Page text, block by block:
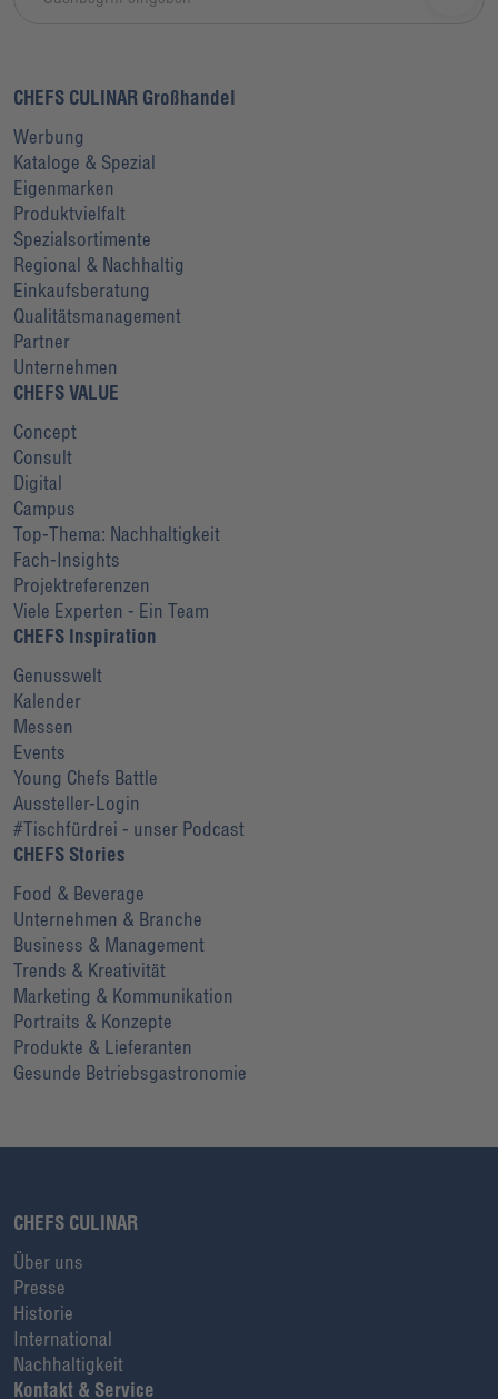
CHEFS CULINAR Großhandel
Werbung
Kataloge & Spezial
Eigenmarken
Produktvielfalt
Spezialsortimente
Regional & Nachhaltig
Einkaufsberatung
Qualitätsmanagement
Partner
Unternehmen
CHEFS VALUE
Concept
Consult
Digital
Campus
Top-Thema: Nachhaltigkeit
Fach-Insights
Projektreferenzen
Viele Experten - Ein Team
CHEFS Inspiration
Genusswelt
Kalender
Messen
Events
Young Chefs Battle
Aussteller-Login
#Tischfürdrei - unser Podcast
CHEFS Stories
Food & Beverage
Unternehmen & Branche
Business & Management
Trends & Kreativität
Marketing & Kommunikation
Portraits & Konzepte
Produkte & Lieferanten
Gesunde Betriebsgastronomie
CHEFS CULINAR
Über uns
Presse
Historie
International
Nachhaltigkeit
Kontakt & Service